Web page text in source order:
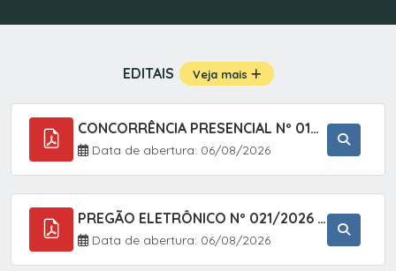
EDITAIS Veja mais
CONCORRÊNCIA PRESENCIAL Nº 019/2025 - PAVIMENTAÇÃO ASFÁLTICA EM TRECHO DA RUA 2 NO BAIRRO VILA SOARES NO MUNICÍPIO DE SETE BARRAS/SP.
Data de abertura: 06/08/2026
PREGÃO ELETRÔNICO Nº 021/2026 - AQUISIÇÃO DE CONTENTORES E CARRINHOS, DESTINADOS A COLETIVA E MANEJO DE RESÍDUOS SÓLIDOS, ATRAVÉS DO SISTEMA DE REGISTRO DE PREÇOS (SRP)
Data de abertura: 06/08/2026